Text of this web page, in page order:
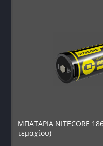
ΜΠΑΤΑΡΙΑ NITECORE
τεμαχίου)